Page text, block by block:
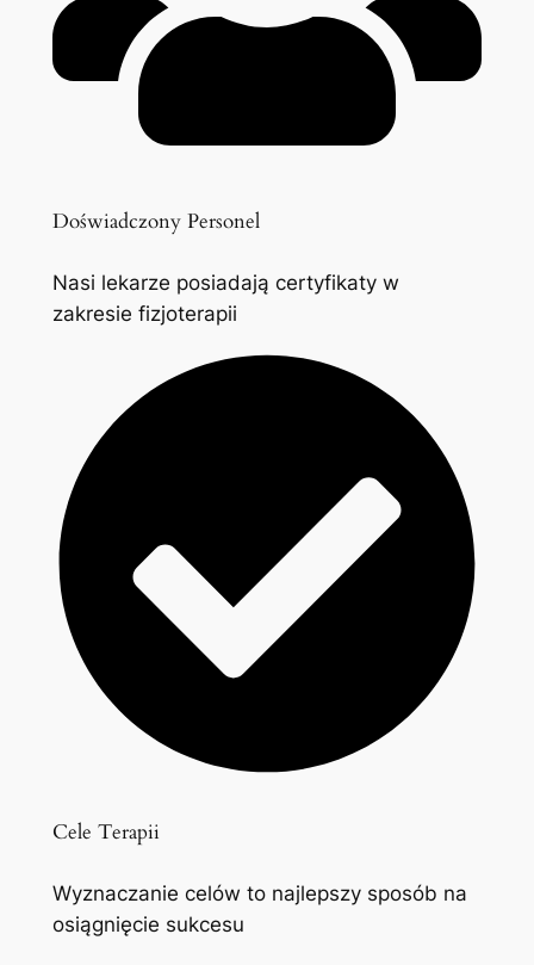
Doświadczony Personel
Nasi lekarze posiadają certyfikaty w
zakresie fizjoterapii
Cele Terapii
Wyznaczanie celów to najlepszy sposób na
osiągnięcie sukcesu